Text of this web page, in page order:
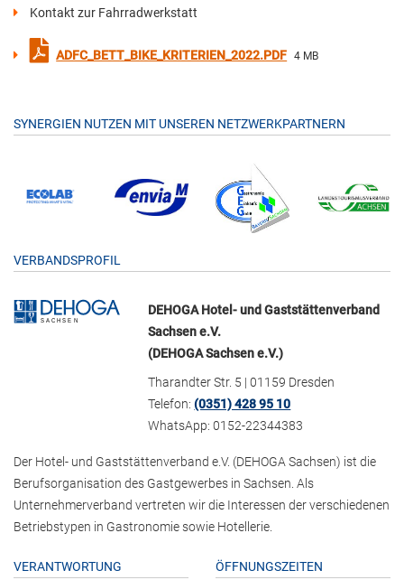
Kontakt zur Fahrradwerkstatt
ADFC_BETT_BIKE_KRITERIEN_2022.PDF 4 MB
SYNERGIEN NUTZEN MIT UNSEREN NETZWERKPARTNERN
VERBANDSPROFIL
DEHOGA Hotel- und Gaststättenverband
Sachsen e.V.
(DEHOGA Sachsen e.V.)
Tharandter Str. 5 | 01159 Dresden
Telefon:(0351) 428 95 10
WhatsApp: 0152-22344383
Der Hotel- und Gaststättenverband e.V. (DEHOGA Sachsen) ist die
Berufsorganisation des Gastgewerbes in Sachsen. Als
Unternehmerverband vertreten wir die Interessen der verschiedenen
Betriebstypen in Gastronomie sowie Hotellerie.
VERANTWORTUNG ÖFFNUNGSZEITEN